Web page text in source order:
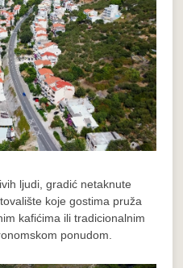
ljudi, gradić netaknute
koje gostima pruža
kafićima ili tradicionalnim
ponudom.